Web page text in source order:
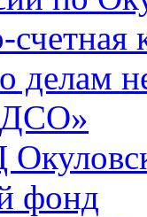
делам
фонд